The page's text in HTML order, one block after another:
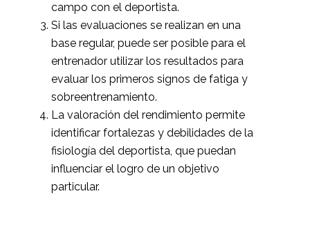
campo con el deportista.
Si las evaluaciones se realizan en una
base regular, puede ser posible para el
entrenador utilizar los resultados para
evaluar los primeros signos de fatiga y
sobreentrenamiento.
La valoración del rendimiento permite
identificar fortalezas y debilidades de la
fisiología del deportista, que puedan
influenciar el logro de un objetivo
particular.